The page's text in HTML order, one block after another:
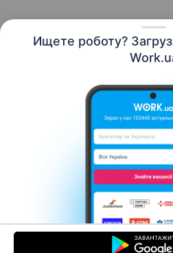
Ищете роботу?
Контакты О нас
Новости Work.ua
Помощь
Условия использования